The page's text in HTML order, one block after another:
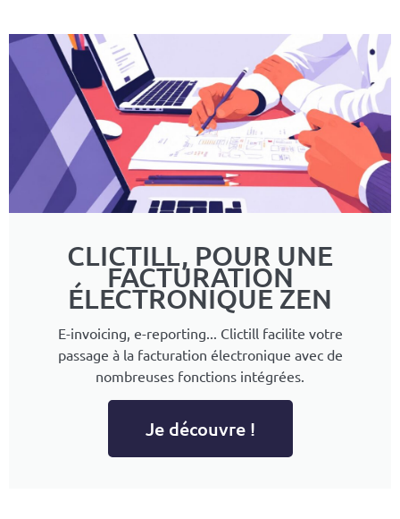
CLICTILL, POUR UNE
FACTURATION
ÉLECTRONIQUE ZEN
E-invoicing, e-reporting... Clictill facilite votre
passage à la facturation électronique avec de
nombreuses fonctions intégrées.
Je découvre !